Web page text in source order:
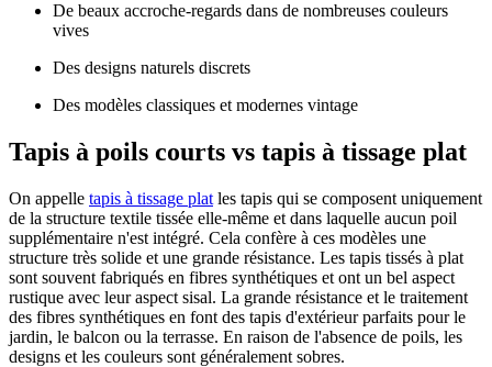
De beaux accroche-regards dans de nombreuses couleurs
vives
Des designs naturels discrets
Des modèles classiques et modernes vintage
Tapis à poils courts vs tapis à tissage plat
On appelle tapis à tissage plat les tapis qui se composent uniquement
de la structure textile tissée elle-même et dans laquelle aucun poil
supplémentaire n'est intégré. Cela confère à ces modèles une
structure très solide et une grande résistance. Les tapis tissés à plat
sont souvent fabriqués en fibres synthétiques et ont un bel aspect
rustique avec leur aspect sisal. La grande résistance et le traitement
des fibres synthétiques en font des tapis d'extérieur parfaits pour le
jardin, le balcon ou la terrasse. En raison de l'absence de poils, les
designs et les couleurs sont généralement sobres.